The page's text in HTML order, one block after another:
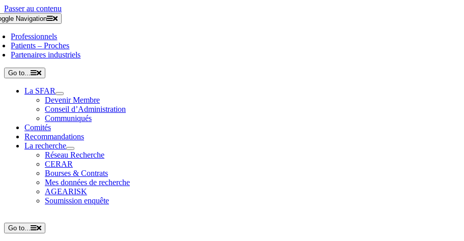
Passer au contenu
Navigation
Professionnels
Patients – Proches
Partenaires industriels
Go to...
La SFAR
Devenir Membre
Conseil d’Administration
Communiqués
Comités
Recommandations
La recherche
Réseau Recherche
CERAR
Bourses & Contrats
Mes données de recherche
AGEARISK
Soumission enquête
Go to...